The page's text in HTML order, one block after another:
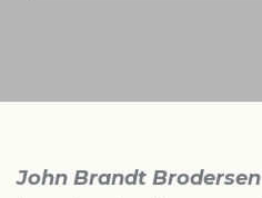
John Brandt Brodersen